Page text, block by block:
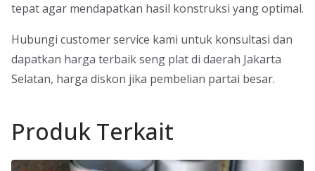
tepat agar mendapatkan hasil konstruksi yang optimal.
Hubungi customer service kami untuk konsultasi dan
dapatkan harga terbaik seng plat di daerah Jakarta
Selatan, harga diskon jika pembelian partai besar.
Produk Terkait